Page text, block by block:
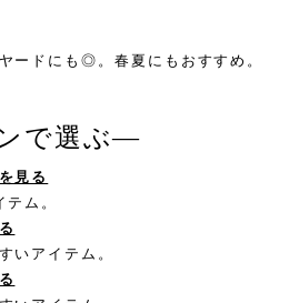
ードにも◎。春夏にもおすすめ。
で選ぶ—
見る
ム。
いアイテム。